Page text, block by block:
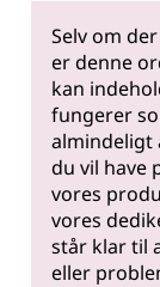
Selv om
er denne
kan
fungerer
almindeligt
du vil have
vores
vores
står klar til
eller